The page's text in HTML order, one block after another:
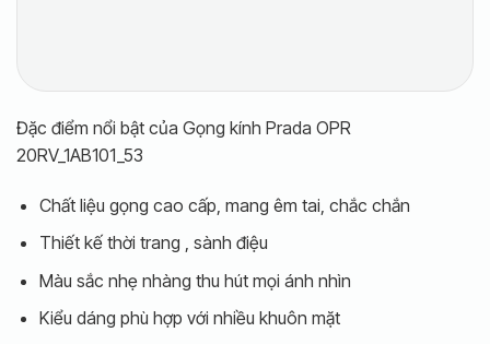
Đặc điểm nổi bật của Gọng kính Prada OPR
20RV_1AB101_53
Chất liệu gọng cao cấp, mang êm tai, chắc chắn
Thiết kế thời trang , sành điệu
Màu sắc nhẹ nhàng thu hút mọi ánh nhìn
Kiểu dáng phù hợp với nhiều khuôn mặt